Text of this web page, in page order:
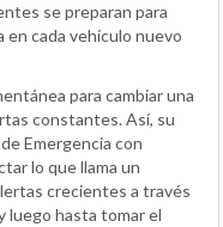
se preparan para
cada vehículo nuevo
para cambiar una
constantes. Así, su
Emergencia con
lo que llama un
crecientes a través
luego hasta tomar el